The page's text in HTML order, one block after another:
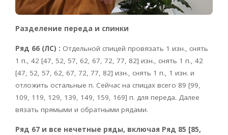
Разделение переда и спинки
Ряд 66 (ЛС) : Отдельной спицей провязать 1 изн., снять
1 п., 42 [47, 52, 57, 62, 67, 72, 77, 82] изн., снять 1 п., 42
[47, 52, 57, 62, 67, 72, 77, 82] изн., снять 1 п., 1 изн. и
отложить остальные п. Сейчас на спицах всего 89 [99,
109, 119, 129, 139, 149, 159, 169] п. для переда. Далее
вязать прямыми и обратными рядами.
Ряд 67 и все нечетные ряды, включая Ряд 85 [85,